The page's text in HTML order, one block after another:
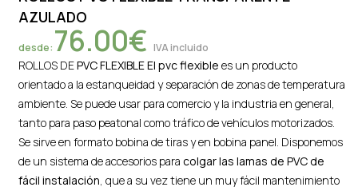
AZULADO
desde: 76.00€ IVA incluido
ROLLOS DEPVC FLEXIBLEEl pvc flexible es un producto
orientado a la estanqueidad y separación de zonas de temperatura
ambiente. Se puede usar para comercio y la industria en general,
tanto para paso peatonal como tráfico de vehículos motorizados.
Se sirve en formato bobina de tiras y en bobina panel. Disponemos
de un sistema de accesorios paracolgar las lamas de PVC de
fácil instalación, que a su vez tiene un muy fácil mantenimiento